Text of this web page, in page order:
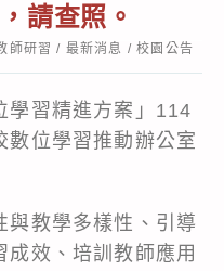
請查照。
師研習 / 最新消息 / 校園公告
學習精進方案」114
數位學習推動辦公室
與教學多樣性、引導
成效、培訓教師應用